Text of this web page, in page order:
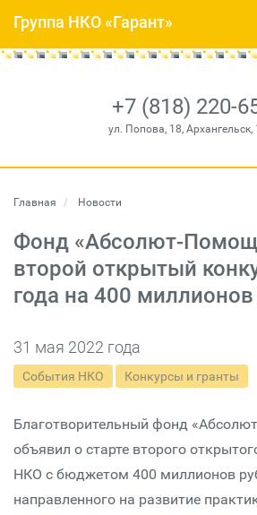
+7 (818) 220-
ул. Попова, 18, Архангельск,
Группа НКО «Гарант»
Главная Новости
Фонд «Абсолют-
второй открытый
года на 400 миллионов
31 мая 2022 года
События НКО Конкурсы и гранты
Благотворительный фонд
объявил о старте второго
НКО с бюджетом 400 миллионов
направленного на развитие